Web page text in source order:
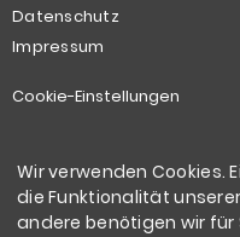
Datenschutz
Impressum
Cookie-Einstellungen
Kontakt
Klinke Immobilien GmbH
Wir verwenden Cookies.
die Funktionalität
andere benötigen wir